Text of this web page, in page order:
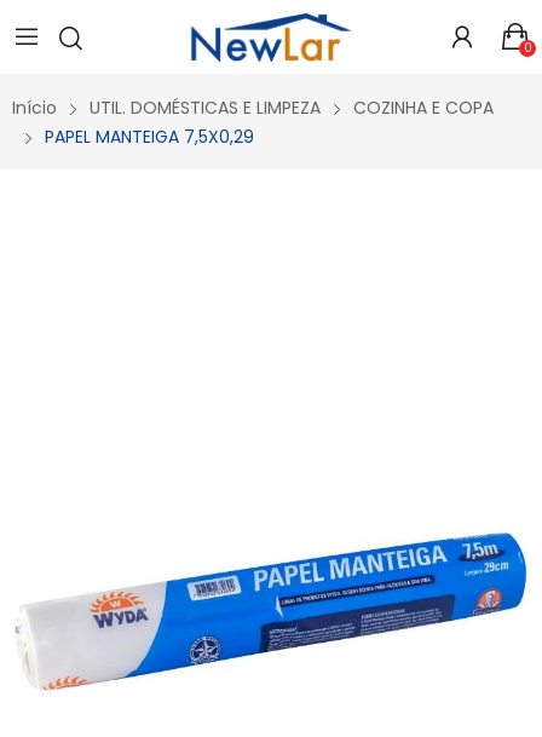
Secure crypto portfolio manager for desktops and mobile -
Visit Ledger Live
- easily manage, stake, and track assets. 0
Início UTIL. DOMÉSTICAS E LIMPEZA
COZINHA E COPA
PAPEL MANTEIGA 7,5X0,29